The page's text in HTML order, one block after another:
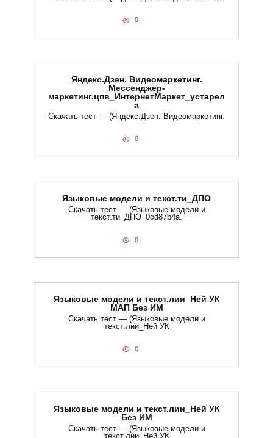
0
Яндекс.Дзен. Видеомаркетинг.
Мессенджер-
маркетинг.цпв_ИнтернетМаркет_устарел
а
Скачать тест — (Яндекс.Дзен. Видеомаркетинг.
0
Языковые модели и текст.ти_ДПО
Скачать тест — (Языковые модели и
текст.ти_ДПО_0cd87b4a.
0
Языковые модели и текст.лии_Ней УК
МАП Без ИМ
Скачать тест — (Языковые модели и
текст.лии_Ней УК
0
Языковые модели и текст.лии_Ней УК
Без ИМ
Скачать тест — (Языковые модели и
текст.лии_Ней УК